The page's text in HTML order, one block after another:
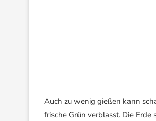
Auch zu wenig gießen kann
frische Grün verblasst. Die